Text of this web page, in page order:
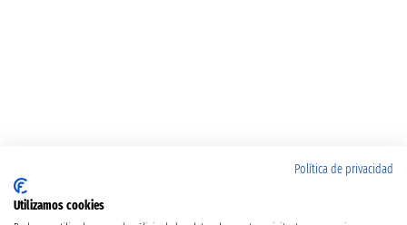
Política de privacidad
Utilizamos cookies